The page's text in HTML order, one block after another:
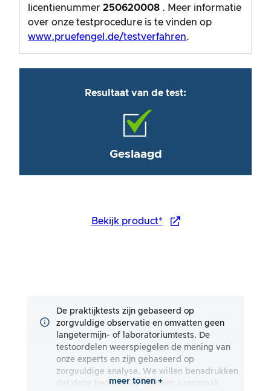
licentienummer250620008 . Meer informatie
over onze testprocedure is te vinden op
www.pruefengel.de/testverfahren.
Resultaat van de test:
Geslaagd
Bekijk product*
De praktijktests zijn gebaseerd op
zorgvuldige observatie en omvatten geen
langetermijn- of laboratoriumtests. De
testoordelen weerspiegelen de mening van
onze experts en zijn gebaseerd op
zorgvuldige analyse. We willen benadrukken
dat deze beoordelingen geen aanspraak
meer tonen +